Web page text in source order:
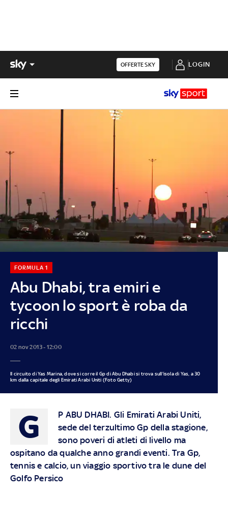
OFFERTE SKY LOGIN
Abu Dhabi, tra emiri e
tycoon lo sport è roba da
ricchi
FORMULA 1
02 nov 2013 - 12:00
Il circuito di Yas Marina, dove si corre il Gp di Abu Dhabi si trova sull'isola di Yas, a 30
km dalla capitale degli Emirati Arabi Uniti (Foto Getty)
G P ABU DHABI. Gli Emirati Arabi Uniti,
sede del terzultimo Gp della stagione,
sono poveri di atleti di livello ma
ospitano da qualche anno grandi eventi. Tra Gp,
tennis e calcio, un viaggio sportivo tra le dune del
Golfo Persico